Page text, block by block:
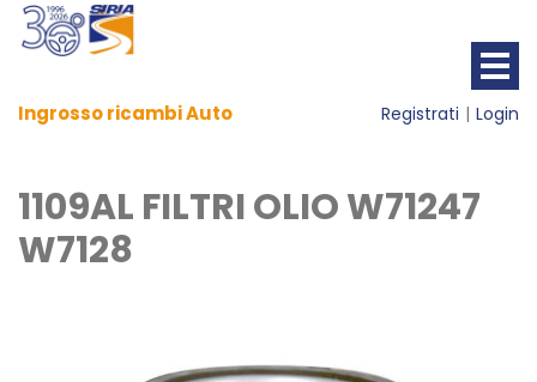
Ingrosso ricambi Auto Registrati Login
1109AL FILTRI OLIO W71247
W7128